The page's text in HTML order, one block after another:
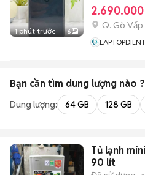
1 phút trước 6
Q. Gò Vấp
Bạn cần tìm dung lượng nào ?
Dung lượng: 64 GB 128 GB
Tủ lạnh
90 lít